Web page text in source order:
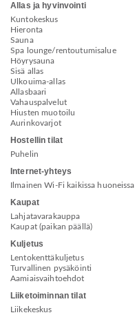
Allas ja hyvinvointi
Kuntokeskus
Hieronta
Sauna
Spa lounge/rentoutumisalue
Höyrysauna
Sisä allas
Ulkouima-allas
Allasbaari
Vahauspalvelut
Hiusten muotoilu
Aurinkovarjot
Hostellin tilat
Puhelin
Internet-yhteys
Ilmainen Wi-Fi kaikissa huoneissa
Kaupat
Lahjatavarakauppa
Kaupat (paikan päällä)
Kuljetus
Lentokenttäkuljetus
Turvallinen pysäköinti
Aamiaisvaihtoehdot
Liiketoiminnan tilat
Liikekeskus